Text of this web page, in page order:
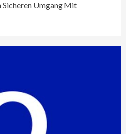
Sicheren Umgang Mit